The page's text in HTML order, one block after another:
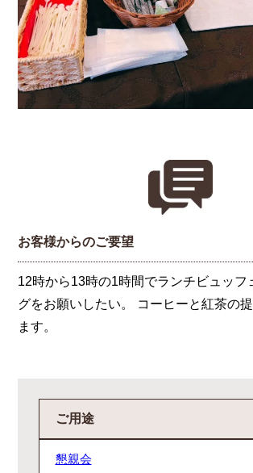
お客様からのご要望
12時から13時の1時間でランチビュッフ
グをお願いしたい。 コーヒーと紅茶の
ます。
ご用途
懇親会